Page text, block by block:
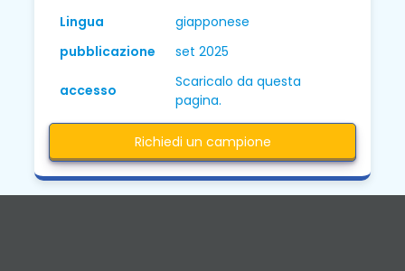
Lingua
giapponese
pubblicazione
set 2025
accesso
Scaricalo da questa
pagina.
Richiedi un campione